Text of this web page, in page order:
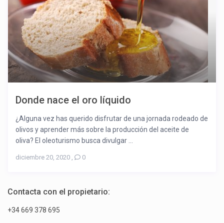
Donde nace el oro líquido
¿Alguna vez has querido disfrutar de una jornada rodeado de
olivos y aprender más sobre la producción del aceite de
oliva? El oleoturismo busca divulgar ...
diciembre 20, 2020 , 0
Contacta con el propietario:
+34 669 378 695